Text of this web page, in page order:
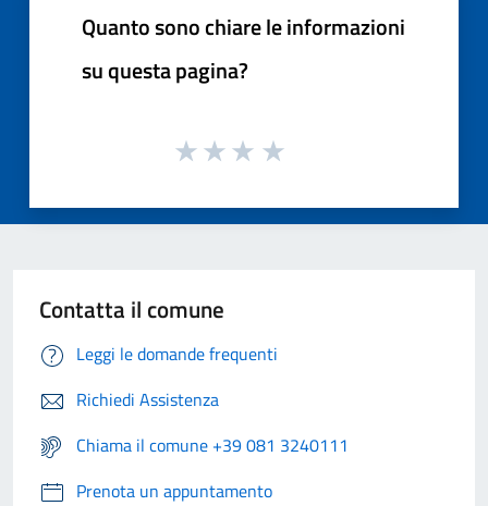
Quanto sono chiare le informazioni
su questa pagina?
Contatta il comune
Leggi le domande frequenti
Richiedi Assistenza
Chiama il comune +39 081 3240111
Prenota un appuntamento